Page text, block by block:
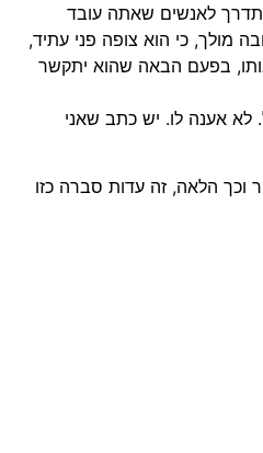
לאנשים שאתה עובד
מולך, כי הוא צופה פני עתיד,
בפעם הבאה שהוא יתקשר
לא אענה לו. יש כתב שאני
וכך הלאה, זה עדות סברה כזו